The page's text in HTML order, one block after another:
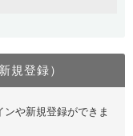
イン
ト作成
規登録）
や新規登録ができま